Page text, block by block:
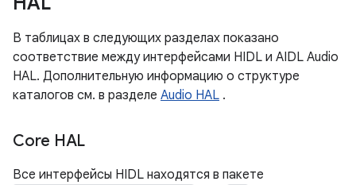
В таблицах в следующих разделах показано
соответствие между интерфейсами HIDL и AIDL Audio
HAL. Дополнительную информацию о структуре
каталогов см. в разделе Audio HAL .
Core HAL
Все интерфейсы HIDL находятся в пакете